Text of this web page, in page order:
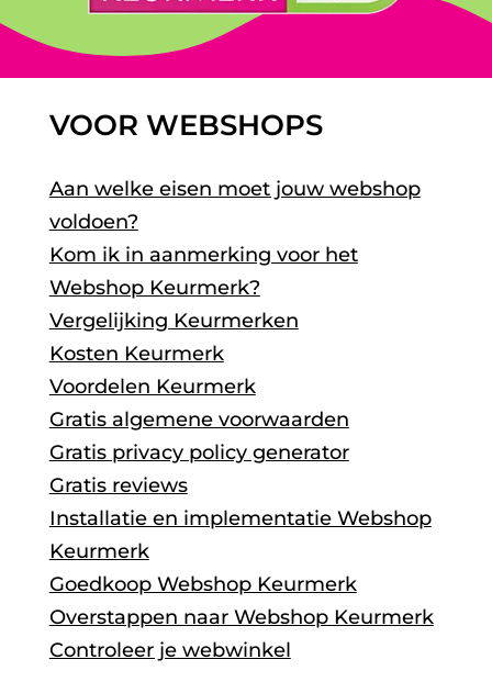
VOOR WEBSHOPS
Aan welke eisen moet jouw webshop
voldoen?
Kom ik in aanmerking voor het
Webshop Keurmerk?
Vergelijking Keurmerken
Kosten Keurmerk
Voordelen Keurmerk
Gratis algemene voorwaarden
Gratis privacy policy generator
Gratis reviews
Installatie en implementatie Webshop
Keurmerk
Goedkoop Webshop Keurmerk
Overstappen naar Webshop Keurmerk
Controleer je webwinkel